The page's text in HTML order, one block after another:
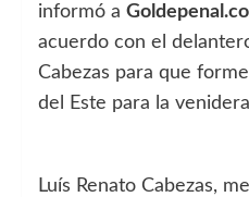
informó a
acuerdo con el
Cabezas para que
del Este para la
Luís Renato Cabezas,